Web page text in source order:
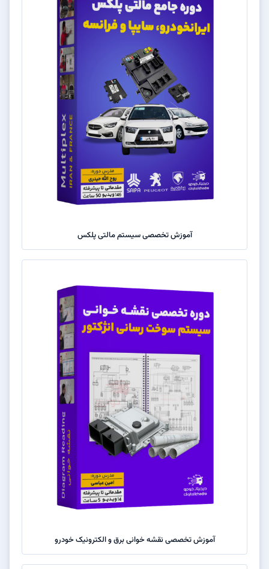
آموزش تخصصی سیستم مالتی پلکس
آموزش تخصصی نقشه خوانی برق و الکترونیک خودرو